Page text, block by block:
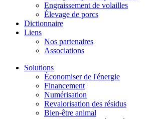
Engraissement de volailles
Élevage de porcs
Dictionnaire
Liens
Nos partenaires
Associations
Solutions
Économiser de l'énergie
Financement
Numérisation
Revalorisation des résidus
Bien-être animal